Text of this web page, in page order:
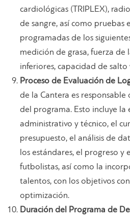
cardiológicas (TRIPLEX),
de sangre, así como pruebas
programadas de los
medición de grasa, fuerza de
inferiores, capacidad de
Proceso de Evaluación de
de la Cantera es responsable
del programa. Esto incluye la
administrativo y técnico, el
presupuesto, el análisis de
los estándares, el progreso y
futbolistas, así como la
talentos, con los objetivos
optimización.
Duración del Programa de